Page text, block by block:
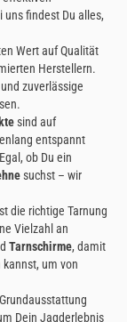
findest Du alles,
Wert auf Qualität
Herstellern.
zuverlässige
sind auf
entspannt
ob Du ein
suchst – wir
die richtige Tarnung
Vielzahl an
Tarnschirme, damit
um von
Dein Jagderlebnis